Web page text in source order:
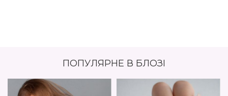
ПОПУЛЯРНЕ В БЛОЗІ